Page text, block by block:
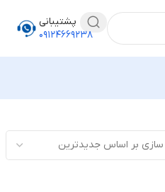
پشتیبانی
۰۹۱۲۴۶۶۹۲۳۸